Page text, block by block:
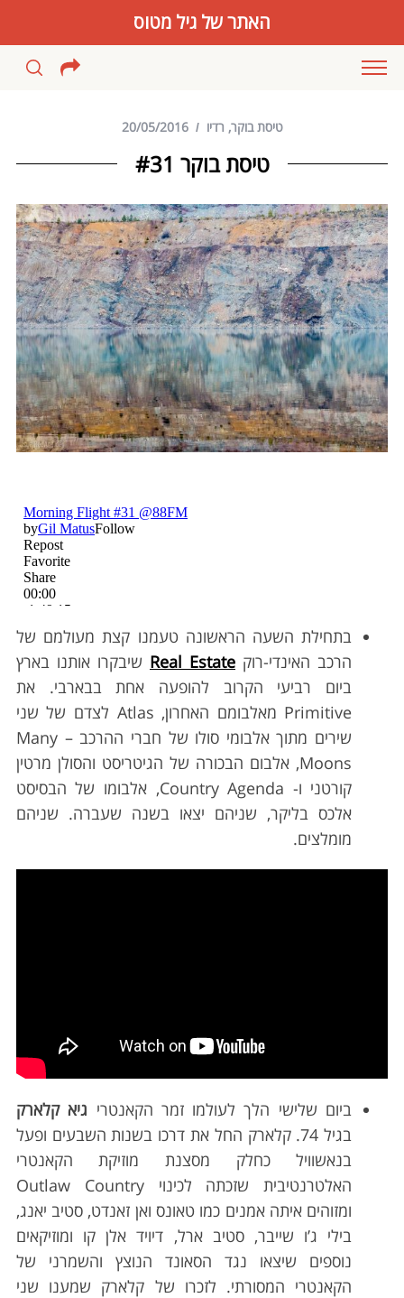
טיסת בוקר, רדיו 20/05/2016
טיסת בוקר #31
בתחילת השעה הראשונה טעמנו קצת מעולמם של
הרכב האינדי-רוק Real Estate שיבקרו אותנו בארץ
ביום רביעי הקרוב להופעה אחת בבארבי. את
Primitive מאלבומם האחרון, Atlas לצדם של שני
שירים מתוך אלבומי סולו של חברי ההרכב – Many
Moons, אלבום הבכורה של הגיטריסט והסולן מרטין
קורטני ו- Country Agenda, אלבומו של הבסיסט
אלכס בליקר, שניהם יצאו בשנה שעברה. שניהם
מומלצים.
ביום שלישי הלך לעולמו זמר הקאנטרי גיא קלארק
בגיל 74. קלארק החל את דרכו בשנות השבעים ופעל
בנאשוויל כחלק מסצנת מוזיקת הקאנטרי
האלטרנטיבית שזכתה לכינוי Outlaw Country
ומזוהים איתה אמנים כמו טאונס ואן זאנדט, סטיב יאנג,
בילי ג’ו שייבר, סטיב ארל, דיויד אלן קו ומוזיקאים
נוספים שיצאו נגד הסאונד הנוצץ והשמרני של
הקאנטרי המסורתי. לזכרו של קלארק שמענו שני
האתר של גיל מטוס